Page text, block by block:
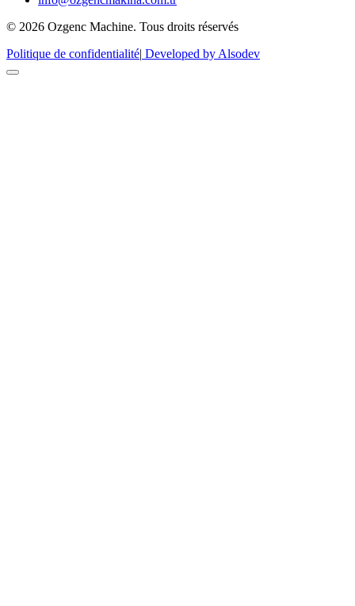
© 2026 Ozgenc Machine. Tous droits réservés
Politique de confidentialité| Developed by Alsodev